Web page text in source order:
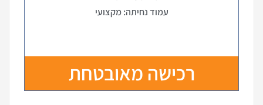
עמוד נחיתה: מקצועי
רכישה מאובטחת